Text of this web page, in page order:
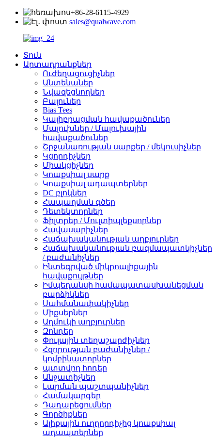
+86-28-6115-4929
sales@qualwave.com
Տուն
Արտադրանքներ
Ուժեղացուցիչներ
Անտենաներ
Նվազեցնողներ
Բալուներ
Bias Tees
Կալիբրացման հավաքածուներ
Մալուխներ / Մալուխային
հավաքածուներ
Շրջանառության սարքեր / մեկուսիչներ
Կցորդիչներ
Միակցիչներ
Կոաքսիալ սարք
Կոաքսիալ ադապտերներ
DC բլոկներ
Հապաղման գծեր
Դետեկտորներ
Ֆիլտրեր / Մուլտիպլեքսորներ
Հավասարիչներ
Հաճախականության աղբյուրներ
Հաճախականության բազմապատկիչներ
/ բաժանիչներ
Ինտեգրված միկրոալիքային
հավաքույթներ
Իմպեդանսի համապատասխանեցման
բարձիկներ
Սահմանափակիչներ
Միքսերներ
Աղմուկի աղբյուրներ
Զոնդեր
Փուլային տեղաշարժիչներ
Հզորության բաժանիչներ /
կոմբինատորներ
պտտվող հոդեր
Անջատիչներ
Լարման պաշտպանիչներ
Համակարգեր
Դադարեցումներ
Գործիքներ
Ալիքային ուղղորդիչից կոաքսիալ
ադապտերներ